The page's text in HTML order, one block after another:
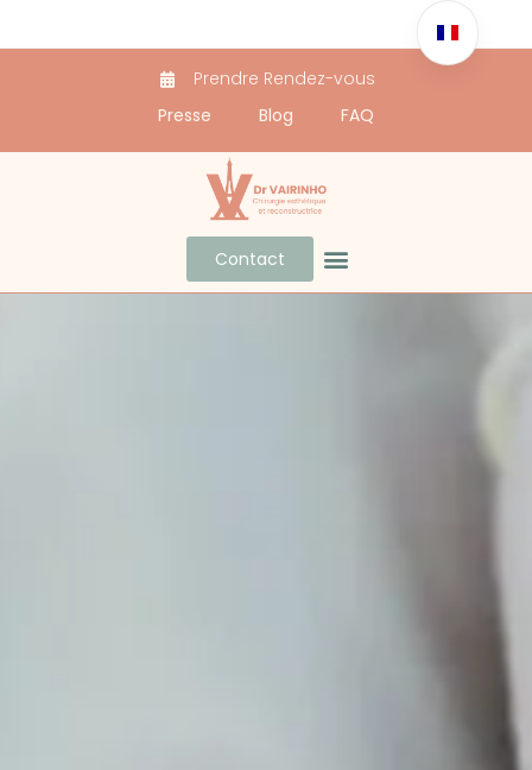
Prendre Rendez-vous
Presse
Blog FAQ
Contact